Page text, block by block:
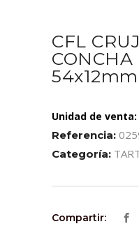
CFL
CONCHA
54x12mm
Unidad de venta:
Referencia:
Categoría:
Compartir: